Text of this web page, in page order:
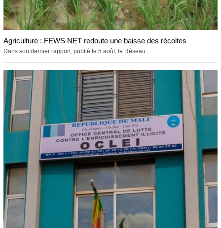
Agriculture : FEWS NET redoute une baisse des récoltes
Dans son dernier rapport, publié le 5 août, le Réseau